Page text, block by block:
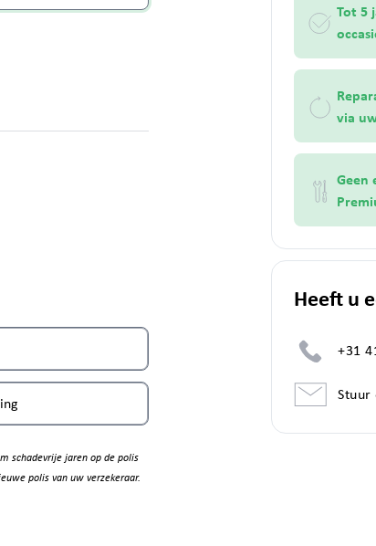
schadevrije jaren op de polis
polis van uw verzekeraar.
Tot 5
via
Geen
Heeft u
+31
Stuur